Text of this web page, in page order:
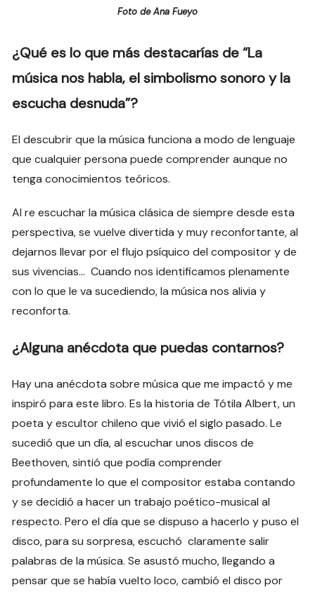
Foto de Ana Fueyo
¿Qué es lo que más destacarías de “La
música nos habla, el simbolismo sonoro y la
escucha desnuda”?
El descubrir que la música funciona a modo de lenguaje
que cualquier persona puede comprender aunque no
tenga conocimientos teóricos.
Al re escuchar la música clásica de siempre desde esta
perspectiva, se vuelve divertida y muy reconfortante, al
dejarnos llevar por el flujo psíquico del compositor y de
sus vivencias… Cuando nos identificamos plenamente
con lo que le va sucediendo, la música nos alivia y
reconforta.
¿Alguna anécdota que puedas contarnos?
Hay una anécdota sobre música que me impactó y me
inspiró para este libro. Es la historia de Tótila Albert, un
poeta y escultor chileno que vivió el siglo pasado. Le
sucedió que un día, al escuchar unos discos de
Beethoven, sintió que podía comprender
profundamente lo que el compositor estaba contando
y se decidió a hacer un trabajo poético-musical al
respecto. Pero el día que se dispuso a hacerlo y puso el
disco, para su sorpresa, escuchó claramente salir
palabras de la música. Se asustó mucho, llegando a
pensar que se había vuelto loco, cambió el disco por